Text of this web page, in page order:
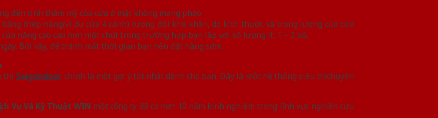
đến tính thẩm mỹ của cửa ở mặt không mang phào.
thép nặng(ví dụ cửa 4 cánh) tương đối khó khăn, do kích thước và trọng lượng của cửa
nâng cao cao hơn một chút trong trường hợp bạn lắp với số lượng ít, 1 – 2 bộ.
Bởi vậy, để tránh mất thời gian bạn nên đặt hàng sớm.
thì Saigondoor chính là một gợi ý tốt nhất dành cho bạn. Đây là một hệ thống siêu thị chuyên
Vụ Và Kỹ Thuật WIN một công ty đã có hơn 10 năm kinh nghiệm trong lĩnh vực nghiên cứu